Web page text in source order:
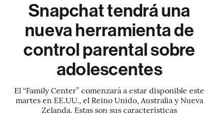
Snapchat tendrá una
nueva herramienta de
control parental sobre
adolescentes
El “Family Center” comenzará a estar disponible este
martes en EE.UU., el Reino Unido, Australia y Nueva
Zelanda. Estas son sus características